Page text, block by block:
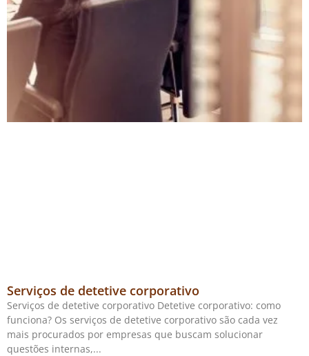
Serviços de detetive corporativo
Serviços de detetive corporativo Detetive corporativo: como
funciona? Os serviços de detetive corporativo são cada vez
mais procurados por empresas que buscam solucionar
questões internas,